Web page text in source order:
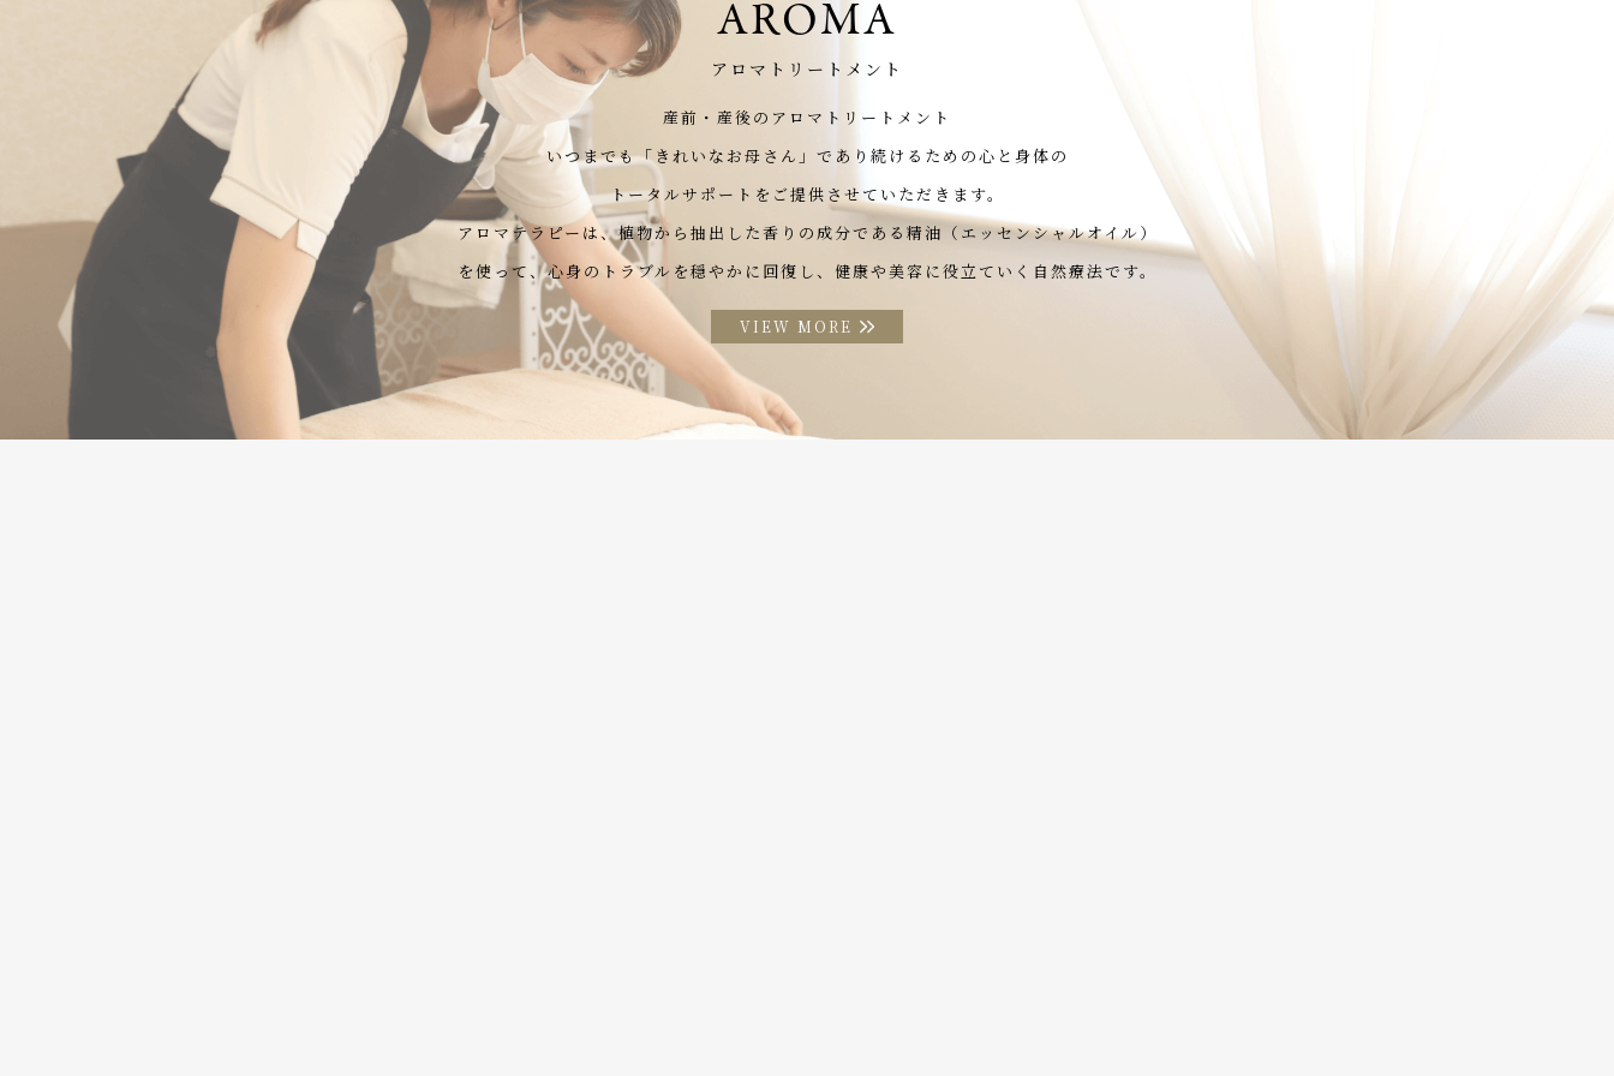
AROMA
アロマトリートメント
産前・産後のアロマトリートメント
いつまでも「きれいなお母さん」 であり続けるための心と身体の
トータルサポートをご提供させていただきます。
アロマテラピーは、植物から抽出した香りの成分である精油（エッセンシャルオイル）
を使って、心身のトラブルを穏やかに回復し、 健康や美容に役立ていく自然療法です。
VIEW MORE